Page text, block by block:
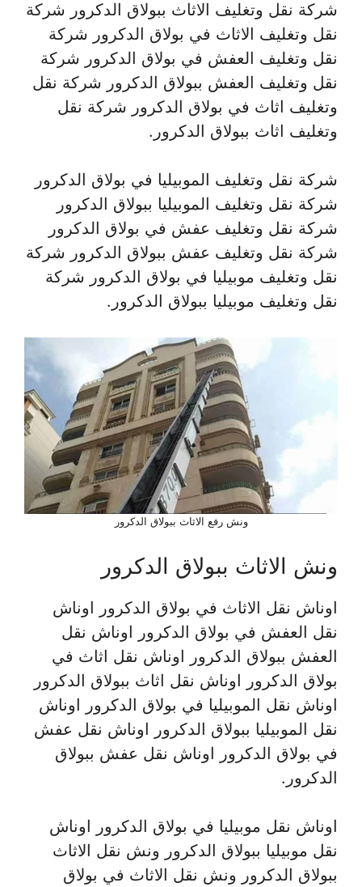
شركة نقل وتغليف الاثاث ببولاق الدكرور شركة
نقل وتغليف الاثاث في بولاق الدكرور شركة
نقل وتغليف العفش في بولاق الدكرور شركة
نقل وتغليف العفش ببولاق الدكرور شركة نقل
وتغليف اثاث في بولاق الدكرور شركة نقل
وتغليف اثاث ببولاق الدكرور.
شركة نقل وتغليف الموبيليا في بولاق الدكرور
شركة نقل وتغليف الموبيليا ببولاق الدكرور
شركة نقل وتغليف عفش في بولاق الدكرور
شركة نقل وتغليف عفش ببولاق الدكرور شركة
نقل وتغليف موبيليا في بولاق الدكرور شركة
نقل وتغليف موبيليا ببولاق الدكرور.
ونش رفع الاثاث ببولاق الدكرور
ونش الاثاث ببولاق الدكرور
اوناش نقل الاثاث في بولاق الدكرور اوناش
نقل العفش في بولاق الدكرور اوناش نقل
العفش ببولاق الدكرور اوناش نقل اثاث في
بولاق الدكرور اوناش نقل اثاث ببولاق الدكرور
اوناش نقل الموبيليا في بولاق الدكرور اوناش
نقل الموبيليا ببولاق الدكرور اوناش نقل عفش
في بولاق الدكرور اوناش نقل عفش ببولاق
الدكرور.
اوناش نقل موبيليا في بولاق الدكرور اوناش
نقل موبيليا ببولاق الدكرور ونش نقل الاثاث
ببولاق الدكرور ونش نقل الاثاث في بولاق